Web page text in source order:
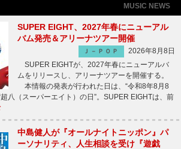
MUSIC NEWS
SUPER EIGHT、2027年春にニューアル
バム発売＆アリーナツアー開催
Ｊ－ＰＯＰ
2026年8月8日
SUPER EIGHTが、2027年春にニューアルバ
ムをリリースし、アリーナツアーを開催する。
本情報の発表が行われた日は、“令和8年8月8
八（スーパーエイト）の日”。SUPER EIGHTは、前
中島健人が『オールナイトニッポン』パ
ーソナリティ、人生相談を受け『遊戯